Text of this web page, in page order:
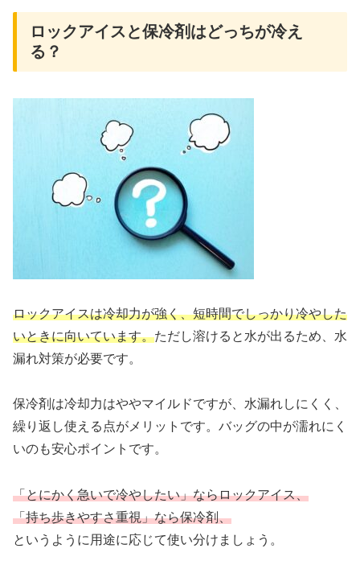
ロックアイスと保冷剤はどっちが冷え
る？
ロックアイスは冷却力が強く、短時間でしっかり冷やした
いときに向いています。ただし溶けると水が出るため、水
漏れ対策が必要です。
保冷剤は冷却力はややマイルドですが、水漏れしにくく、
繰り返し使える点がメリットです。バッグの中が濡れにく
いのも安心ポイントです。
「とにかく急いで冷やしたい」ならロックアイス、
「持ち歩きやすさ重視」なら保冷剤、
というように用途に応じて使い分けましょう。